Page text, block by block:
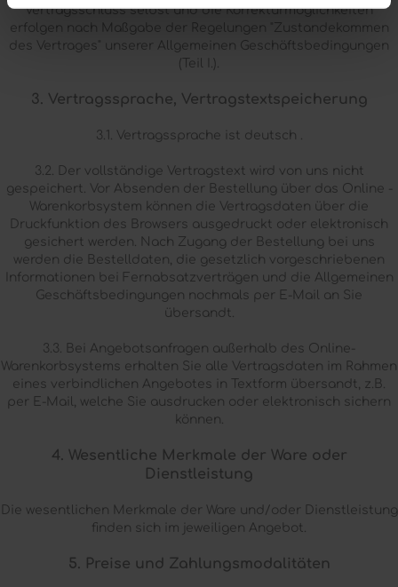
Vertragsschluss selbst und die Korrekturmöglichkeiten
erfolgen nach Maßgabe der Regelungen "Zustandekommen
des Vertrages" unserer Allgemeinen Geschäftsbedingungen
(Teil I.).
3. Vertragssprache, Vertragstextspeicherung
3.1. Vertragssprache ist deutsch .
3.2. Der vollständige Vertragstext wird von uns nicht
gespeichert. Vor Absenden der Bestellung über das Online -
Warenkorbsystem können die Vertragsdaten über die
Druckfunktion des Browsers ausgedruckt oder elektronisch
gesichert werden. Nach Zugang der Bestellung bei uns
werden die Bestelldaten, die gesetzlich vorgeschriebenen
Informationen bei Fernabsatzverträgen und die Allgemeinen
Geschäftsbedingungen nochmals per E-Mail an Sie
übersandt.
3.3. Bei Angebotsanfragen außerhalb des Online-
Warenkorbsystems erhalten Sie alle Vertragsdaten im Rahmen
eines verbindlichen Angebotes in Textform übersandt, z.B.
per E-Mail, welche Sie ausdrucken oder elektronisch sichern
können.
4. Wesentliche Merkmale der Ware oder
Dienstleistung
Die wesentlichen Merkmale der Ware und/oder Dienstleistung
finden sich im jeweiligen Angebot.
5. Preise und Zahlungsmodalitäten